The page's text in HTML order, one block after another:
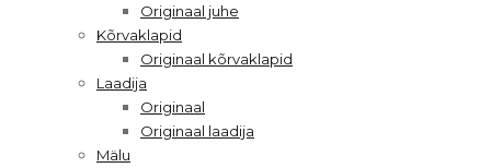
Originaal juhe
Kõrvaklapid
Originaal kõrvaklapid
Laadija
Originaal
Originaal laadija
Mälu